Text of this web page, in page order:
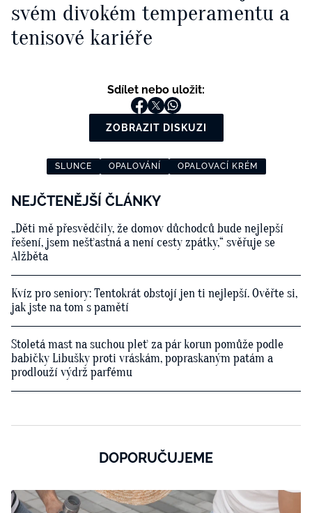
svém divokém temperamentu a
tenisové kariéře
Sdílet nebo uložit:
ZOBRAZIT DISKUZI
SLUNCE OPALOVÁNÍ OPALOVACÍ KRÉM
NEJČTENĚJŠÍ ČLÁNKY
„Děti mě přesvědčily, že domov důchodců bude nejlepší
řešení, jsem nešťastná a není cesty zpátky,“ svěřuje se
Alžběta
Kvíz pro seniory: Tentokrát obstojí jen ti nejlepší. Ověřte si,
jak jste na tom s pamětí
Stoletá mast na suchou pleť za pár korun pomůže podle
babičky Libušky proti vráskám, popraskaným patám a
prodlouží výdrž parfému
DOPORUČUJEME